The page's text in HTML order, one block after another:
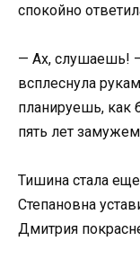
спокойно
— Ах, слушаешь!
всплеснула
планируешь, как
пять лет
Тишина стала
Степановна
Дмитрия